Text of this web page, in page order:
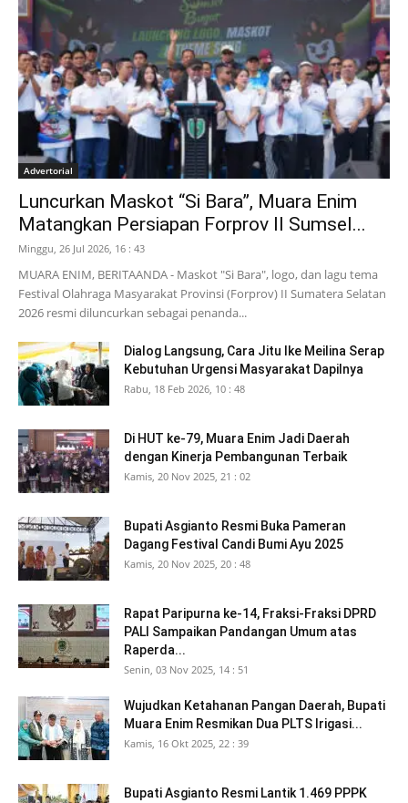
Advertorial
Luncurkan Maskot “Si Bara”, Muara Enim
Matangkan Persiapan Forprov II Sumsel...
Minggu, 26 Jul 2026, 16 : 43
MUARA ENIM, BERITAANDA - Maskot "Si Bara", logo, dan lagu tema
Festival Olahraga Masyarakat Provinsi (Forprov) II Sumatera Selatan
2026 resmi diluncurkan sebagai penanda...
Dialog Langsung, Cara Jitu Ike Meilina Serap
Kebutuhan Urgensi Masyarakat Dapilnya
Rabu, 18 Feb 2026, 10 : 48
Di HUT ke-79, Muara Enim Jadi Daerah
dengan Kinerja Pembangunan Terbaik
Kamis, 20 Nov 2025, 21 : 02
Bupati Asgianto Resmi Buka Pameran
Dagang Festival Candi Bumi Ayu 2025
Kamis, 20 Nov 2025, 20 : 48
Rapat Paripurna ke-14, Fraksi-Fraksi DPRD
PALI Sampaikan Pandangan Umum atas
Raperda...
Senin, 03 Nov 2025, 14 : 51
Wujudkan Ketahanan Pangan Daerah, Bupati
Muara Enim Resmikan Dua PLTS Irigasi...
Kamis, 16 Okt 2025, 22 : 39
Bupati Asgianto Resmi Lantik 1.469 PPPK